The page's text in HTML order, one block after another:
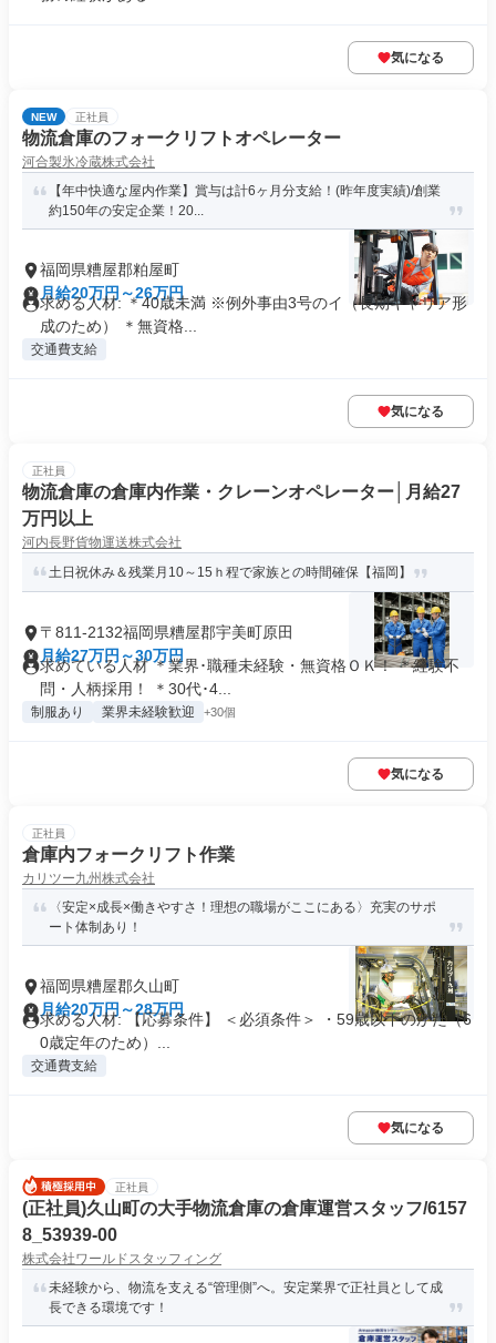
気になる
NEW 正社員
物流倉庫のフォークリフトオペレーター
河合製氷冷蔵株式会社
【年中快適な屋内作業】賞与は計6ヶ月分支給！(昨年度実績)/創業
約150年の安定企業！20...
福岡県糟屋郡粕屋町
月給20万円～26万円
求める人材: ＊40歳未満 ※例外事由3号のイ（長期キャリア形
成のため） ＊無資格...
交通費支給
気になる
正社員
物流倉庫の倉庫内作業・クレーンオペレーター│月給27
万円以上
河内長野貨物運送株式会社
土日祝休み＆残業月10～15ｈ程で家族との時間確保【福岡】
〒811-2132福岡県糟屋郡宇美町原田
月給27万円～30万円
求めている人材 ＊業界･職種未経験・無資格ＯＫ！ ＊経験不
問・人柄採用！ ＊30代･4...
制服あり 業界未経験歓迎 +30個
気になる
正社員
倉庫内フォークリフト作業
カリツー九州株式会社
〈安定×成長×働きやすさ！理想の職場がここにある〉充実のサポ
ート体制あり！
福岡県糟屋郡久山町
月給20万円～28万円
求める人材: 【応募条件】 ＜必須条件＞ ・59歳以下のかた（6
0歳定年のため）...
交通費支給
気になる
正社員
(正社員)久山町の大手物流倉庫の倉庫運営スタッフ/6157
8_53939-00
株式会社ワールドスタッフィング
未経験から、物流を支える“管理側”へ。安定業界で正社員として成
長できる環境です！